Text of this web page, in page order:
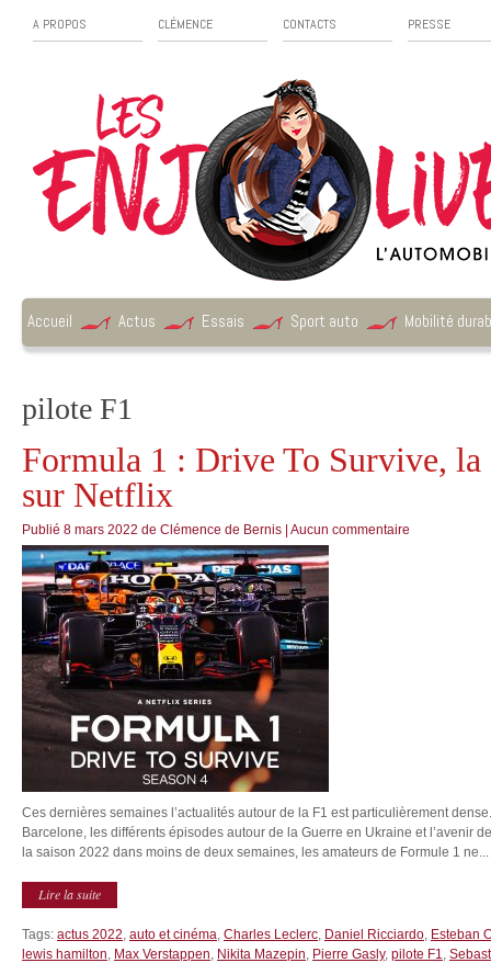
A PROPOS CLÉMENCE CONTACTS PRESSE
Accueil Actus Essais Sport auto Mobilité
pilote F1
Formula 1 : Drive To Survive, la
sur Netflix
Publié 8 mars 2022 de Clémence de Bernis Aucun commentaire
Ces dernières semaines l’actualités autour de la F1 est particulièrement
Barcelone, les différents épisodes autour de la Guerre en Ukraine et l’avenir
la saison 2022 dans moins de deux semaines, les amateurs de Formule 1 ne...
Lire la suite
Tags: actus 2022, auto et cinéma, Charles Leclerc, Daniel Ricciardo, Esteban
lewis hamilton, Max Verstappen, Nikita Mazepin, Pierre Gasly, pilote F1,